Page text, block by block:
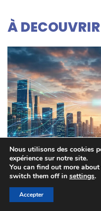
À DECOUVRIR
Réflexion dominicale
Nous utilisons des cookies
expérience sur notre site.
You can find out more
switch them off in settings.
Accepter